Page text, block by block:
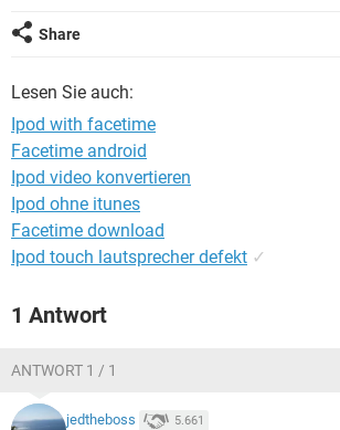
FACEBOOK
Share
Lesen Sie auch:
Ipod with facetime
Facetime android
Ipod video konvertieren
Ipod ohne itunes
Facetime download
Ipod touch lautsprecher defekt ✓
1 Antwort
ANTWORT 1 / 1
jedtheboss 5.661